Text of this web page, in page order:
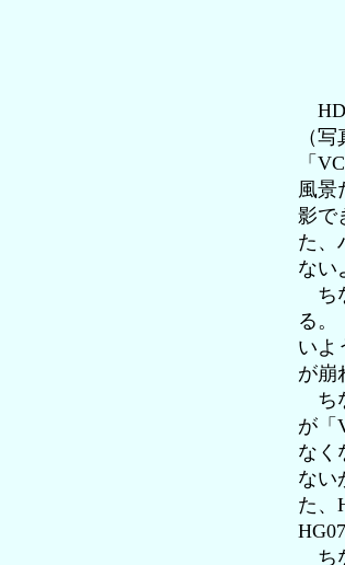
（
「
風景
影で
た、
ない
ち
る。
いよ
が崩
ち
が「
なく
ない
た、
ち